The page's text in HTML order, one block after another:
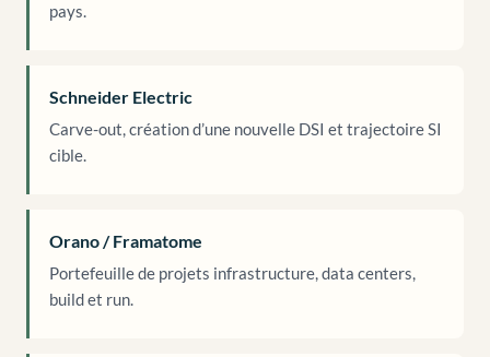
pays.
Schneider Electric
Carve-out, création d’une nouvelle DSI et trajectoire SI
cible.
Orano / Framatome
Portefeuille de projets infrastructure, data centers,
build et run.